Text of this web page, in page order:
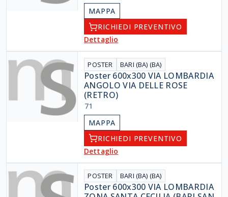
MAPPA
RICHIEDI PREVENTIVO
Dettaglio
POSTER BARI (BA) (BA)
Poster 600x300 VIA LOMBARDIA
ANGOLO VIA DELLE ROSE
(RETRO)
71
MAPPA
RICHIEDI PREVENTIVO
Dettaglio
POSTER BARI (BA) (BA)
Poster 600x300 VIA LOMBARDIA